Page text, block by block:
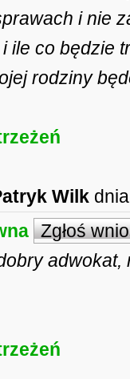
i nie
co będzie
rodziny
Wilk
Zgłoś
adwokat,